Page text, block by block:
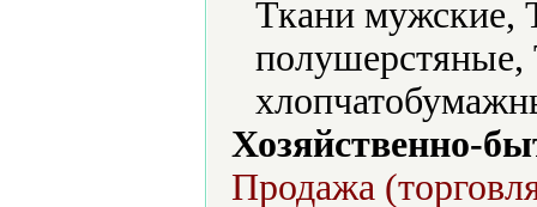
Ткани мужские,
полушерстяные,
Хозяйственно-
Продажа